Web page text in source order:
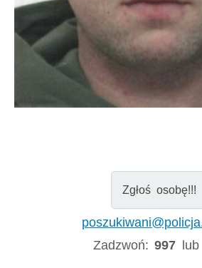
Zgłoś osobę!!!
Zadzwoń:997 lub